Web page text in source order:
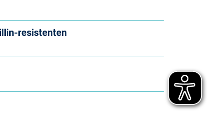
resistenten